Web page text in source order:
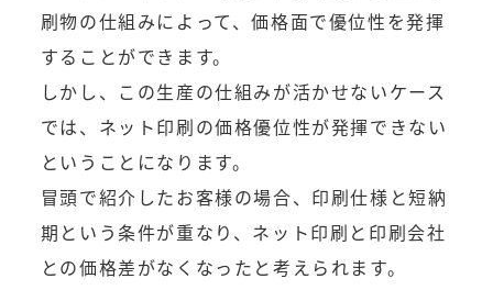
刷物の仕組みによって、価格面で優位性を発揮
することができます。
しかし、この生産の仕組みが活かせないケース
では、ネット印刷の価格優位性が発揮できない
ということになります。
冒頭で紹介したお客様の場合、印刷仕様と短納
期という条件が重なり、ネット印刷と印刷会社
との価格差がなくなったと考えられます。